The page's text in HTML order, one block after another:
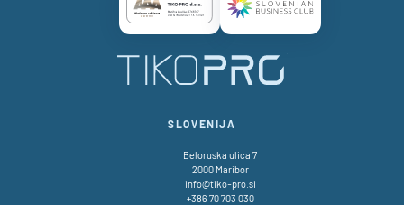
Certificate AAA LogoCertificate SBC Logo
SLOVENIJA
Beloruska ulica 7
2000 Maribor
info@tiko-pro.si
+386 70 703 030